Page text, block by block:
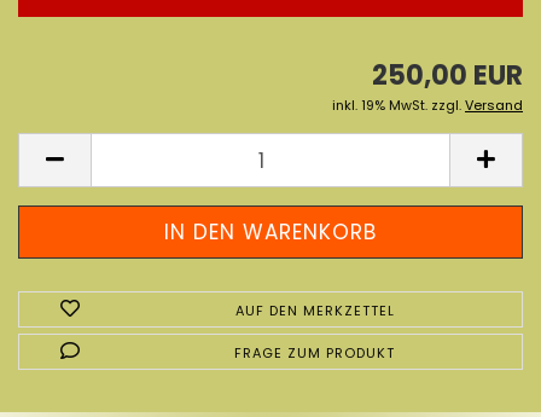
250,00 EUR
inkl. 19% MwSt. zzgl.Versand
AUF DEN MERKZETTEL
FRAGE ZUM PRODUKT